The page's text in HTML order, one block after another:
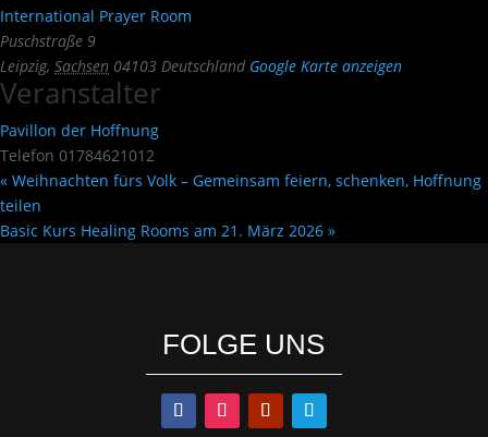
International Prayer Room
Puschstraße 9
Leipzig, Sachsen 04103 Deutschland Google Karte anzeigen
Veranstalter
Pavillon der Hoffnung
Telefon 01784621012
« Weihnachten fürs Volk – Gemeinsam feiern, schenken, Hoffnung
teilen
Basic Kurs Healing Rooms am 21. März 2026 »
FOLGE UNS